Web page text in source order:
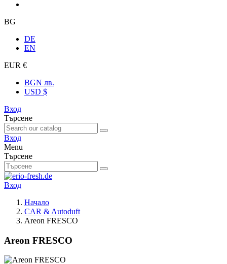
BG
DE
EN
EUR €
BGN лв.
USD $
Вход
Търсене
Вход
Menu
Търсене
Вход
Начало
CAR & Autoduft
Areon FRESCO
Areon FRESCO